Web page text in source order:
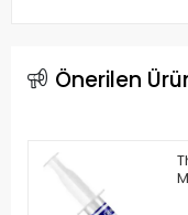
Önerilen